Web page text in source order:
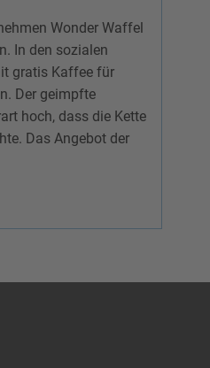
Wonder Waffel
In den sozialen
gratis Kaffee für
Der geimpfte
hoch, dass die Kette
Das Angebot der